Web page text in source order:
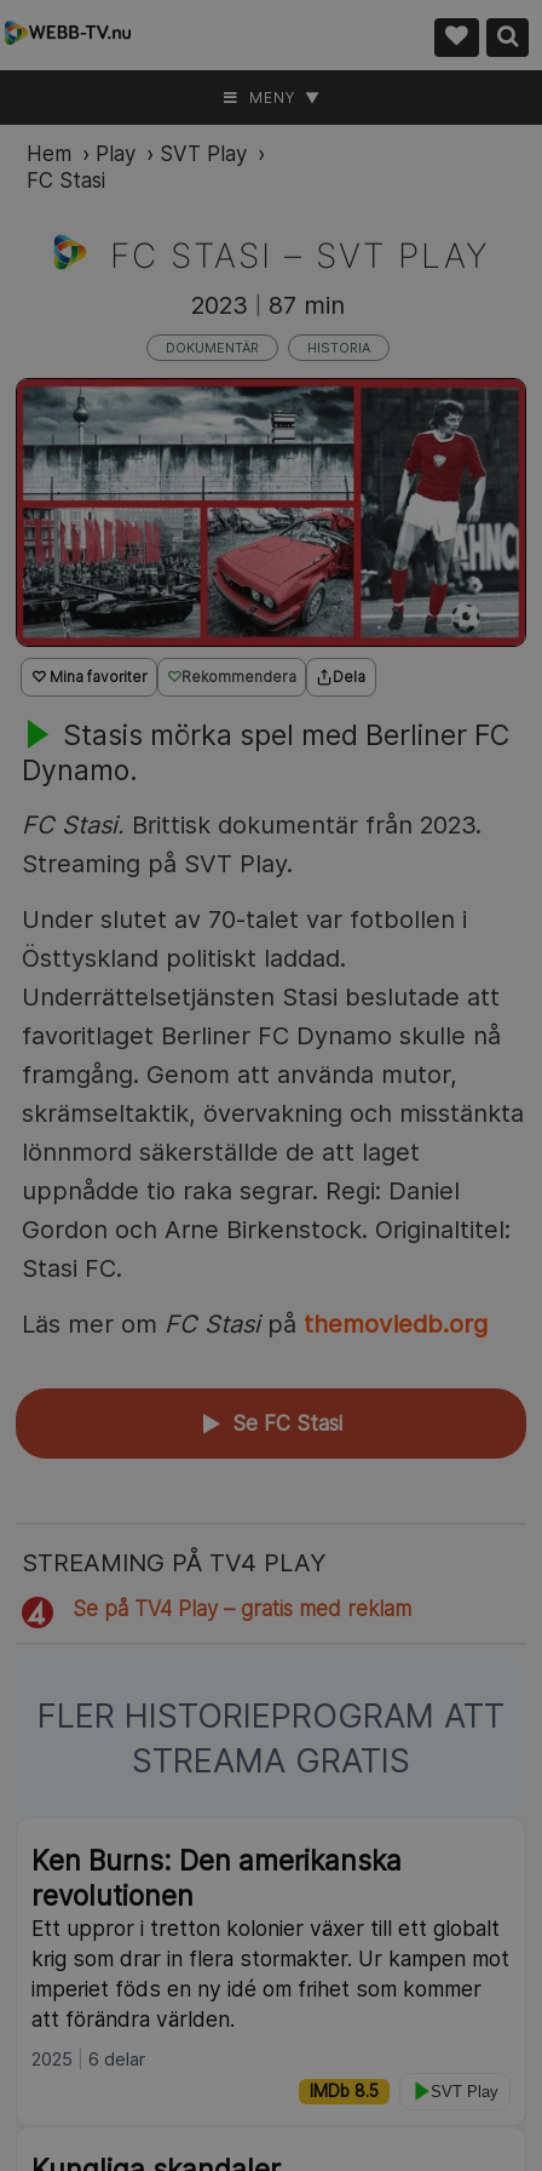
MENY ▼
Hem › Play › SVT Play ›
FC Stasi
FC STASI – SVT PLAY
♡ Mina favoriter Rekommendera Dela
Stasis mörka spel med Berliner FC
Dynamo.
FC Stasi. Brittisk dokumentär från 2023.
Streaming på SVT Play.
Under slutet av 70-talet var fotbollen i
Östtyskland politiskt laddad.
Underrättelsetjänsten Stasi beslutade att
favoritlaget Berliner FC Dynamo skulle nå
framgång. Genom att använda mutor,
skrämseltaktik, övervakning och misstänkta
lönnmord säkerställde de att laget
uppnådde tio raka segrar. Regi: Daniel
Gordon och Arne Birkenstock. Originaltitel:
Stasi FC.
Läs mer om FC Stasipå themoviedb.org
▲ Se FC Stasi
STREAMING PÅ TV4 PLAY
Se på TV4 Play – gratis med reklam
2023 87 min
DOKUMENTÄR HISTORIA
FLER HISTORIEPROGRAM ATT
STREAMA GRATIS
Ken Burns: Den amerikanska
revolutionen
Ett uppror i tretton kolonier växer till ett globalt
krig som drar in flera stormakter. Ur kampen mot
imperiet föds en ny idé om frihet som kommer
att förändra världen.
2025 6 delar
IMDb 8.5 SVT Play